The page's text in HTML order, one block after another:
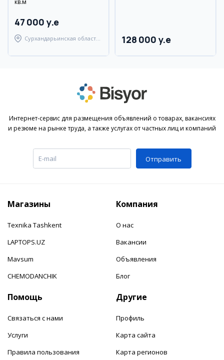
кв.м
47 000 y.e
Сурхандарьинская область,
128 000 y.e
Интернет-сервис для размещения объявлений о товарах, вакансиях
и резюме на рынке труда, а также услугах от частных лиц и компаний
Отправить
Магазины
Texnika Tashkent
LAPTOPS.UZ
Mavsum
CHEMODANCHIK
Компания
О нас
Вакансии
Объявления
Блог
Помощь
Связаться с нами
Услуги
Правила пользования
Другие
Профиль
Карта сайта
Карта регионов